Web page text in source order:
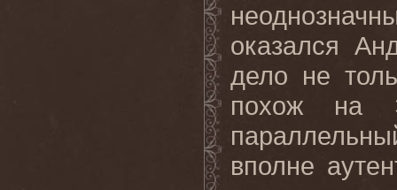
оказался
дело не
похож на
вполне